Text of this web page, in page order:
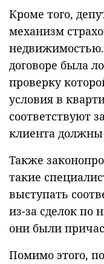
Кроме того,
механизм
недвижимостью.
договоре была
проверку
условия в
соответствуют
клиента
Также
такие
выступать
из-за сделок по
они были
Помимо этого,